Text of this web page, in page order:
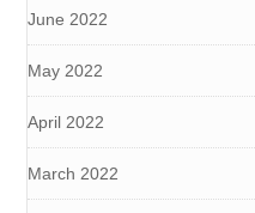
June 2022
May 2022
April 2022
March 2022